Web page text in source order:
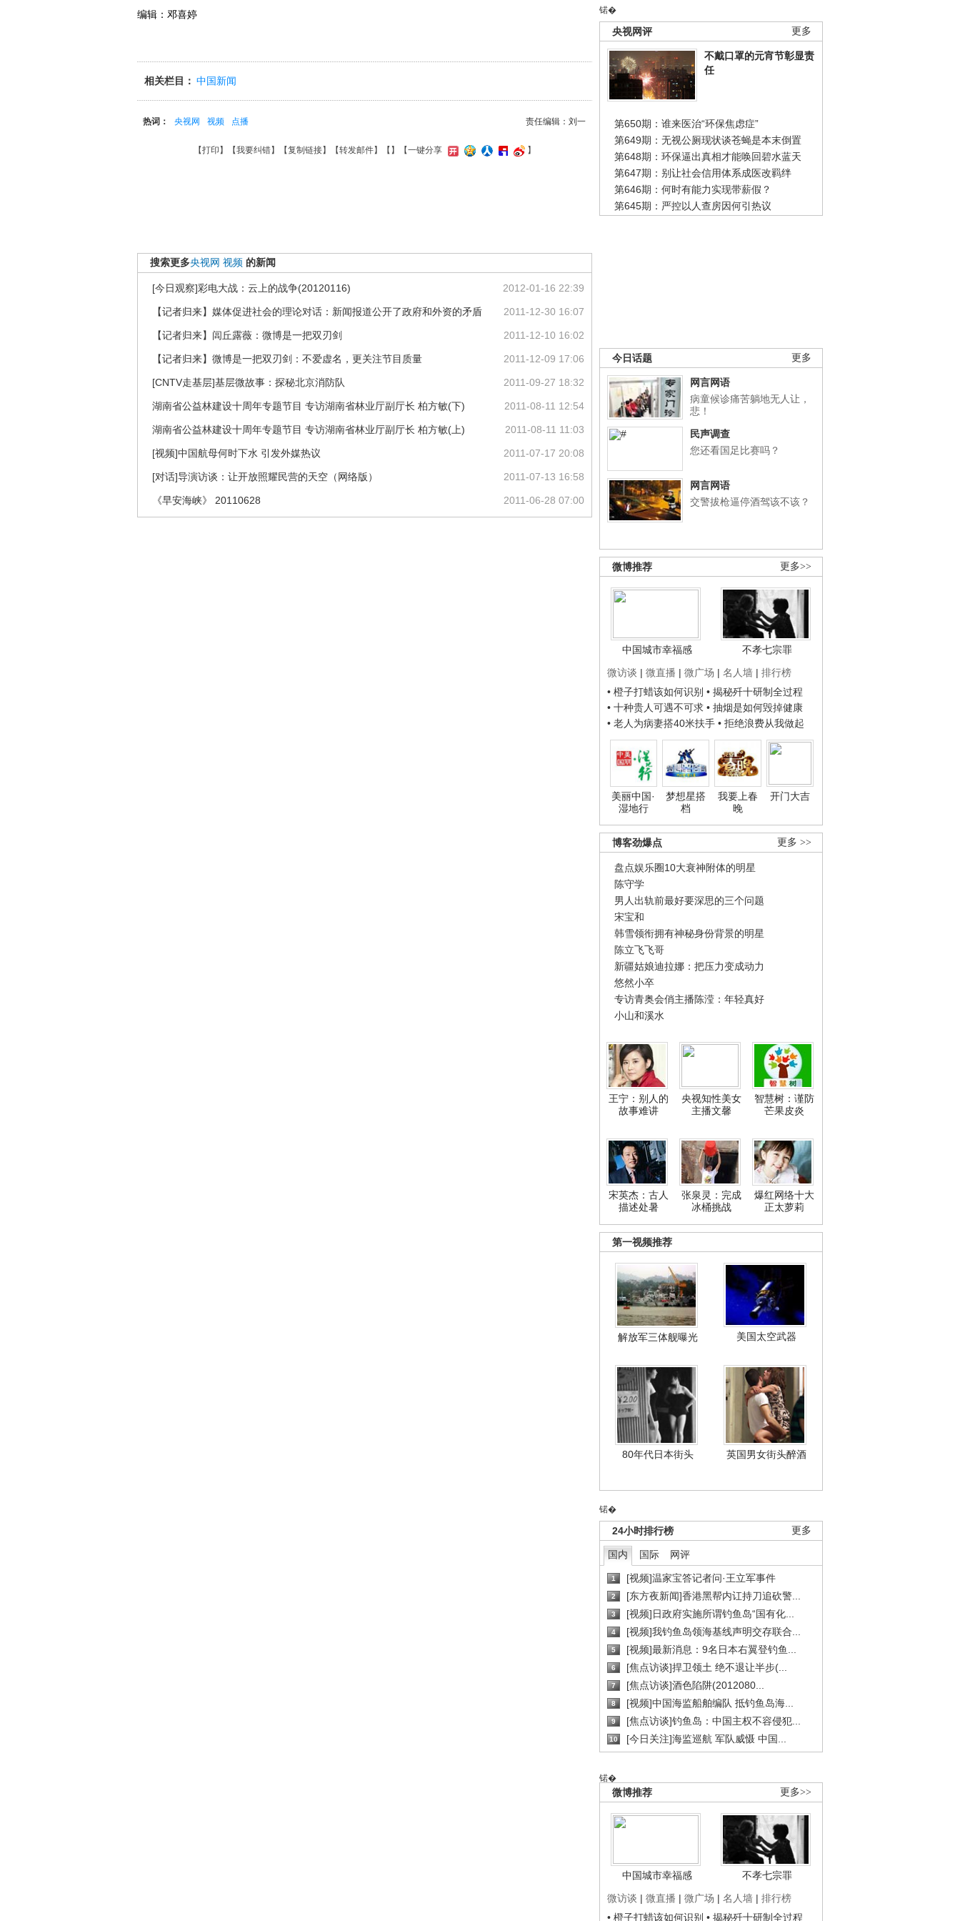
锘�
更多
央视网评
不戴口罩的元宵节彰显责
任
第650期：谁来医治“环保焦虑症”
第649期：无视公厕现状谈苍蝇是本末倒置
第648期：环保逼出真相才能唤回碧水蓝天
第647期：别让社会信用体系成医改羁绊
第646期：何时有能力实现带薪假？
第645期：严控以人查房因何引热议
更多
今日话题
网言网语
病童候诊痛苦躺地无人让，
悲！
民声调查
您还看国足比赛吗？
网言网语
交警拔枪逼停酒驾该不该？
更多>>
微博推荐
中国城市幸福感
不孝七宗罪
微访谈 | 微直播 | 微广场 | 名人墙 | 排行榜
• 橙子打蜡该如何识别 • 揭秘歼十研制全过程
• 十种贵人可遇不可求 • 抽烟是如何毁掉健康
• 老人为病妻搭40米扶手 • 拒绝浪费从我做起
美丽中国·
湿地行
梦想星搭
档
我要上春
晚
开门大吉
更多 >>
博客劲爆点
盘点娱乐圈10大衰神附体的明星
陈守学
男人出轨前最好要深思的三个问题
宋宝和
韩雪领衔拥有神秘身份背景的明星
陈立飞飞哥
新疆姑娘迪拉娜：把压力变成动力
悠然小卒
专访青奥会俏主播陈滢：年轻真好
小山和溪水
王宁：别人的
故事难讲
央视知性美女
主播文馨
智慧树：谨防
芒果皮炎
宋英杰：古人
描述处暑
张泉灵：完成
冰桶挑战
爆红网络十大
正太萝莉
第一视频推荐
解放军三体舰曝光 美国太空武器
80年代日本街头 英国男女街头醉酒
锘�
更多
24小时排行榜
国内 国际 网评
1 [视频]温家宝答记者问·王立军事件
2 [东方夜新闻]香港黑帮内讧持刀追砍警...
3 [视频]日政府实施所谓钓鱼岛“国有化...
4 [视频]我钓鱼岛领海基线声明交存联合...
5 [视频]最新消息：9名日本右翼登钓鱼...
6 [焦点访谈]捍卫领土 绝不退让半步(...
7 [焦点访谈]酒色陷阱(2012080...
8 [视频]中国海监船舶编队 抵钓鱼岛海...
9 [焦点访谈]钓鱼岛：中国主权不容侵犯...
10 [今日关注]海监巡航 军队威慑 中国...
锘�
更多>>
微博推荐
中国城市幸福感
不孝七宗罪
微访谈 | 微直播 | 微广场 | 名人墙 | 排行榜
• 橙子打蜡该如何识别 • 揭秘歼十研制全过程
编辑：邓喜婷
相关栏目： 中国新闻
责任编辑：刘一
热词： 央视网 视频 点播
【打印 】【我要纠错】【复制链接】【转发邮件】【 】 【一键分享 】
搜索更多央视网 视频 的新闻
2012-01-16 22:39
[今日观察]彩电大战：云上的战争(20120116)
2011-12-30 16:07
【记者归来】媒体促进社会的理论对话：新闻报道公开了政府和外资的矛盾
2011-12-10 16:02
【记者归来】闾丘露薇：微博是一把双刃剑
2011-12-09 17:06
【记者归来】微博是一把双刃剑：不爱虚名，更关注节目质量
2011-09-27 18:32
[CNTV走基层]基层微故事：探秘北京消防队
2011-08-11 12:54
湖南省公益林建设十周年专题节目 专访湖南省林业厅副厅长 柏方敏(下)
2011-08-11 11:03
湖南省公益林建设十周年专题节目 专访湖南省林业厅副厅长 柏方敏(上)
2011-07-17 20:08
[视频]中国航母何时下水 引发外媒热议
2011-07-13 16:58
[对话]导演访谈：让开放照耀民营的天空（网络版）
2011-06-28 07:00
《早安海峡》 20110628